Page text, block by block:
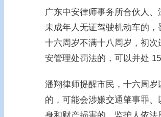
广东中安律师事务所合伙人
未成年人无证驾驶机动车的
十六周岁不满十八周岁，初
安管理处罚法的，可以并处
潘翔律师提醒市民，十六周
的，可能会涉嫌交通肇事罪
身和财产损害的，监护人依法